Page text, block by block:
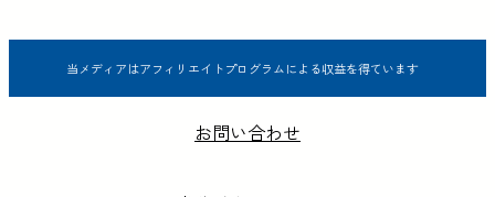
当メディアはアフィリエイトプログラムによる収益を得ています
お問い合わせ